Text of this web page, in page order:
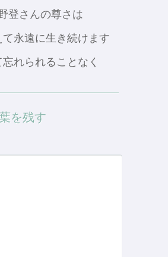
登さんの尊さは
て永遠に生き続けます
れられることなく
を残す